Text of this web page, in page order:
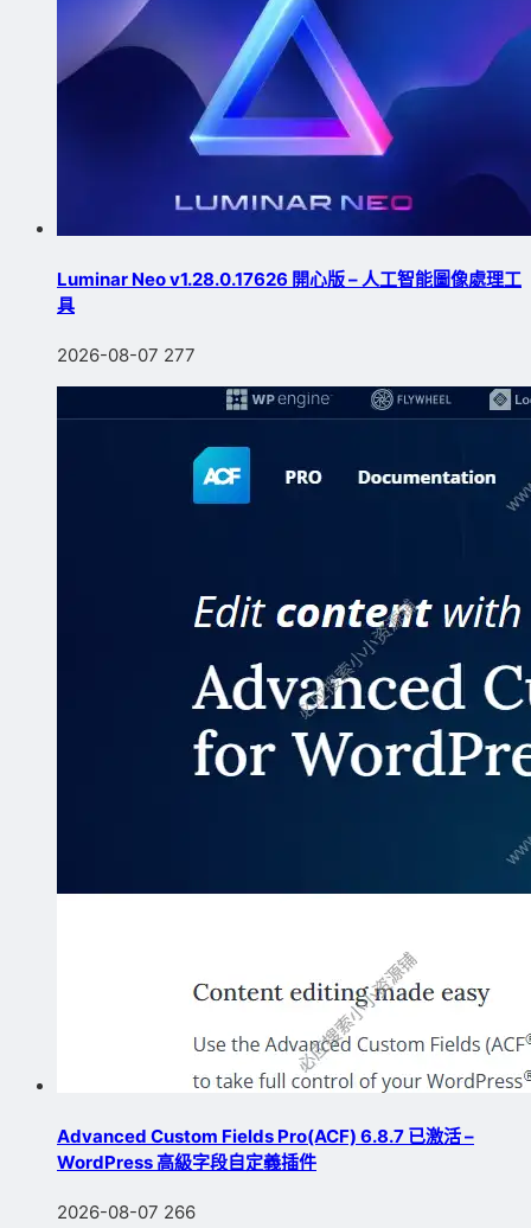
Luminar Neo v1.28.0.17626 開心版 – 人工智能圖像處理工
具
2026-08-07 277
Advanced Custom Fields Pro(ACF) 6.8.7 已激活 –
WordPress 高級字段自定義插件
2026-08-07 266